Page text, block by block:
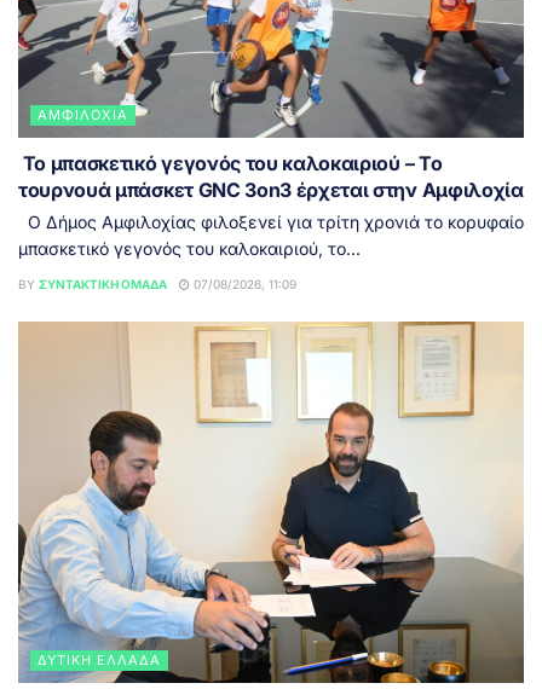
ΑΜΦΙΛΟΧΊΑ
Το μπασκετικό γεγονός του καλοκαιριού – Το
τουρνουά μπάσκετ GNC 3on3 έρχεται στην Αμφιλοχία
Ο Δήμος Αμφιλοχίας φιλοξενεί για τρίτη χρονιά το κορυφαίο
μπασκετικό γεγονός του καλοκαιριού, το...
BY ΣΥΝΤΑΚΤΙΚΉ ΟΜΆΔΑ 07/08/2026, 11:09
ΔΥΤΙΚΉ ΕΛΛΆΔΑ